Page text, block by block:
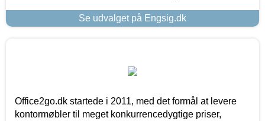
Se udvalget på Engsig.dk
Office2go.dk startede i 2011, med det formål at levere
kontormøbler til meget konkurrencedygtige priser,